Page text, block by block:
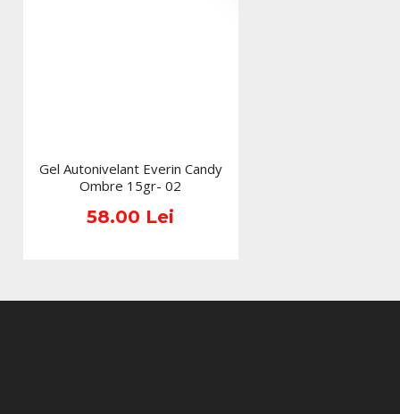
Gel Autonivelant Everin Candy
Ombre 15gr- 02
58.00 Lei